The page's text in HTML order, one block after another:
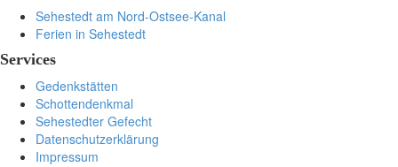
Sehestedt am Nord-Ostsee-Kanal
Ferien in Sehestedt
Services
Gedenkstätten
Schottendenkmal
Sehestedter Gefecht
Datenschutzerklärung
Impressum